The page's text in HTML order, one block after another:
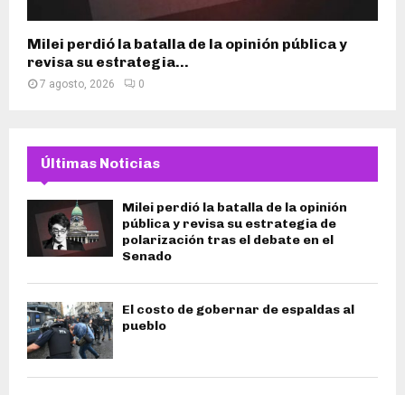
Milei perdió la batalla de la opinión pública y
revisa su estrategia...
7 agosto, 2026 0
Últimas Noticias
Milei perdió la batalla de la opinión
pública y revisa su estrategia de
polarización tras el debate en el
Senado
El costo de gobernar de espaldas al
pueblo